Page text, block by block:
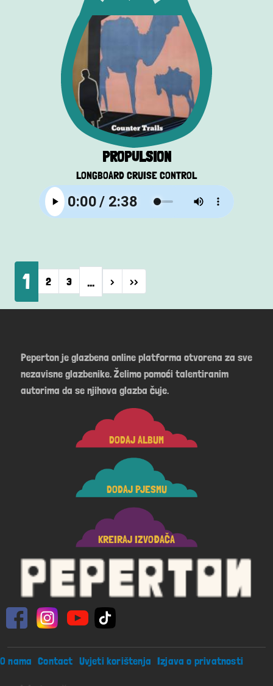
PROPULSION
LONGBOARD CRUISE CONTROL
Pagination
1 2 3 … › Next page
››
Peperton je glazbena online platforma otvorena za sve
nezavisne glazbenike. Želimo pomoći talentiranim
autorima da se njihova glazba čuje.
DODAJ ALBUM
DODAJ PJESMU
KREIRAJ IZVOĐAČA
Footer menu
O nama Contact Uvjeti korištenja Izjava o privatnosti